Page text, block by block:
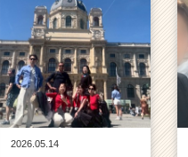
2026.05.14